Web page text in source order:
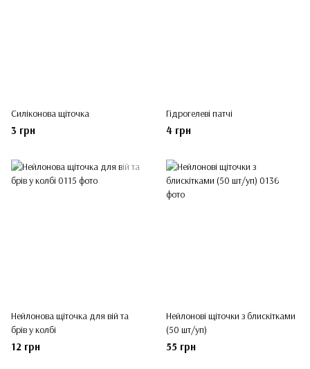
Силіконова щіточка
3 грн
Гідрогелеві патчі
4 грн
Нейлонова щіточка для вій та
брів у колбі
12 грн
Нейлонові щіточки з блискітками
(50 шт/уп)
55 грн